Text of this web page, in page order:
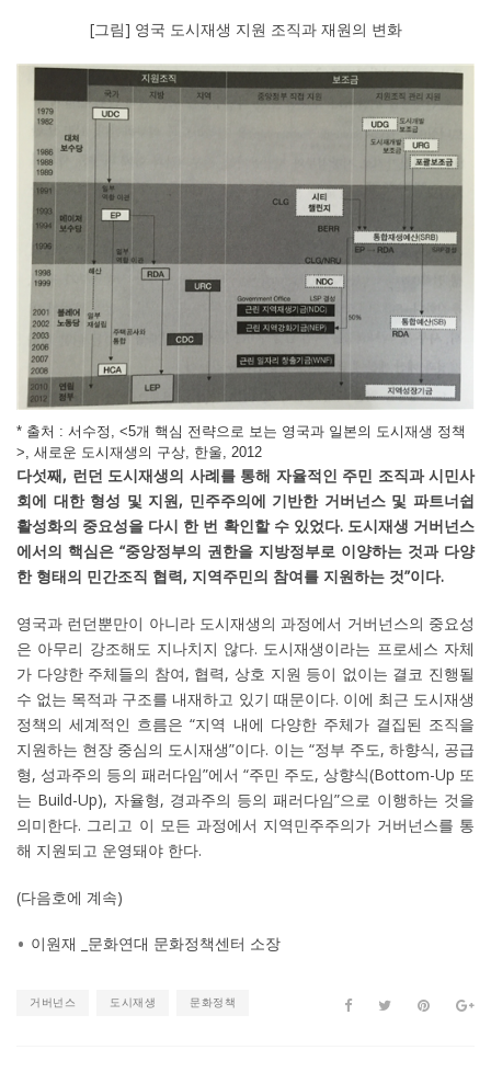
[그림] 영국 도시재생 지원 조직과 재원의 변화
* 출처 : 서수정, <5개 핵심 전략으로 보는 영국과 일본의 도시재생 정책
>, 새로운 도시재생의 구상, 한울, 2012
다섯째, 런던 도시재생의 사례를 통해 자율적인 주민 조직과 시민사
회에 대한 형성 및 지원, 민주주의에 기반한 거버넌스 및 파트너쉽
활성화의 중요성을 다시 한 번 확인할 수 있었다. 도시재생 거버넌스
에서의 핵심은 “중앙정부의 권한을 지방정부로 이양하는 것과 다양
한 형태의 민간조직 협력, 지역주민의 참여를 지원하는 것”이다.
영국과 런던뿐만이 아니라 도시재생의 과정에서 거버넌스의 중요성
은 아무리 강조해도 지나치지 않다. 도시재생이라는 프로세스 자체
가 다양한 주체들의 참여, 협력, 상호 지원 등이 없이는 결코 진행될
수 없는 목적과 구조를 내재하고 있기 때문이다. 이에 최근 도시재생
정책의 세계적인 흐름은 “지역 내에 다양한 주체가 결집된 조직을
지원하는 현장 중심의 도시재생”이다. 이는 “정부 주도, 하향식, 공급
형, 성과주의 등의 패러다임”에서 “주민 주도, 상향식(Bottom-Up 또
는 Build-Up), 자율형, 경과주의 등의 패러다임”으로 이행하는 것을
의미한다. 그리고 이 모든 과정에서 지역민주주의가 거버넌스를 통
해 지원되고 운영돼야 한다.
(다음호에 계속)
이원재 _문화연대 문화정책센터 소장
거버넌스 도시재생 문화정책